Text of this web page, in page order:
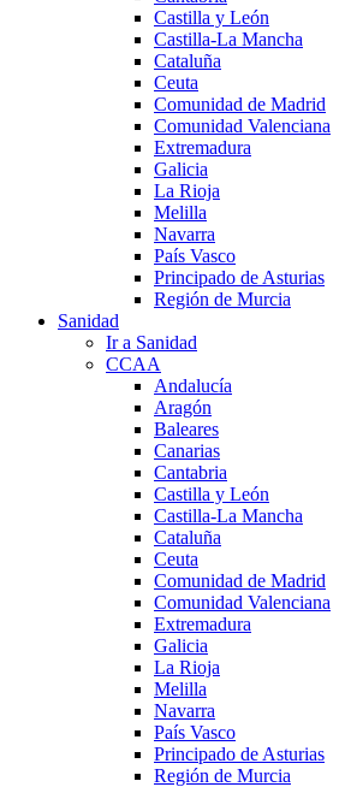
Castilla y León
Castilla-La Mancha
Cataluña
Ceuta
Comunidad de Madrid
Comunidad Valenciana
Extremadura
Galicia
La Rioja
Melilla
Navarra
País Vasco
Principado de Asturias
Región de Murcia
Sanidad
Ir a Sanidad
CCAA
Andalucía
Aragón
Baleares
Canarias
Cantabria
Castilla y León
Castilla-La Mancha
Cataluña
Ceuta
Comunidad de Madrid
Comunidad Valenciana
Extremadura
Galicia
La Rioja
Melilla
Navarra
País Vasco
Principado de Asturias
Región de Murcia